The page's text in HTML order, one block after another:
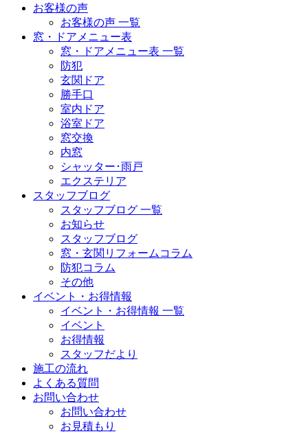
お客様の声
お客様の声 一覧
窓・ドアメニュー表
窓・ドアメニュー表 一覧
防犯
玄関ドア
勝手口
室内ドア
浴室ドア
窓交換
内窓
シャッター･雨戸
エクステリア
スタッフブログ
スタッフブログ 一覧
お知らせ
スタッフブログ
窓・玄関リフォームコラム
防犯コラム
その他
イベント・お得情報
イベント・お得情報 一覧
イベント
お得情報
スタッフだより
施工の流れ
よくある質問
お問い合わせ
お問い合わせ
お見積もり